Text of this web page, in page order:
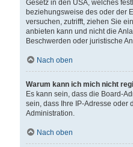
Gesetz in den USA, welches
beziehungsweise des oder der
versuchen, zutrifft, ziehen Sie
anbieten kann und nicht die
Beschwerden oder juristische
Nach oben
Warum kann ich mich nicht
Es kann sein, dass die Board-
sein, dass Ihre IP-Adresse oder
Administration.
Nach oben